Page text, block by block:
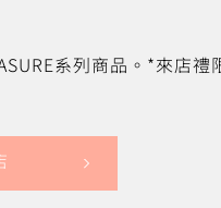
系列商品。*來店